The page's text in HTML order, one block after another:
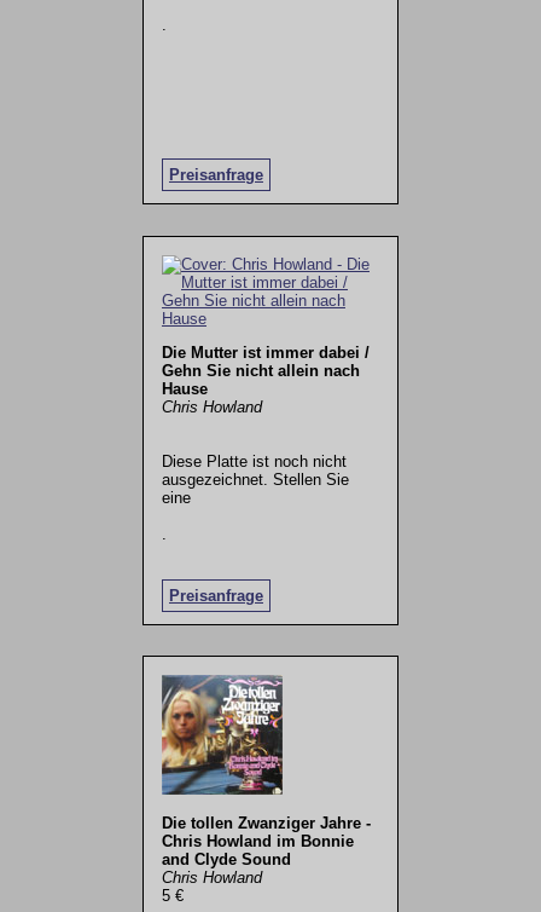
Preisanfrage
.
Die Mutter ist immer dabei /
Gehn Sie nicht allein nach
Hause
Chris Howland
Diese Platte ist noch nicht
ausgezeichnet. Stellen Sie
eine
Preisanfrage
Die tollen Zwanziger Jahre -
Chris Howland im Bonnie
and Clyde Sound
Chris Howland
5 €